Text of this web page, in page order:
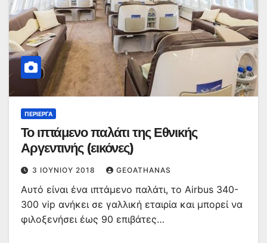
ΠΕΡΊΕΡΓΑ
Το ιπτάμενο παλάτι της Εθνικής
Αργεντινής (εικόνες)
3 ΙΟΥΝΊΟΥ 2018 GEOATHANAS
Αυτό είναι ένα ιπτάμενο παλάτι, το Airbus 340-
300 vip ανήκει σε γαλλική εταιρία και μπορεί να
φιλοξενήσει έως 90 επιβάτες…